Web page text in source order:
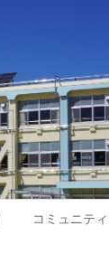
コミュニテ